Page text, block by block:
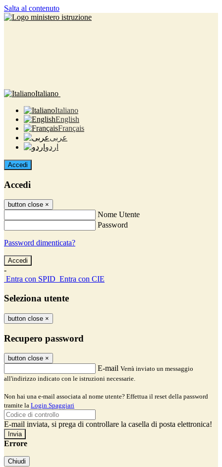
Salta al contenuto
Italiano
Italiano
English
Français
عربى
اردو
Accedi
Accedi
button close ×
Nome Utente
Password
Password dimenticata?
-
Entra con SPID Entra con CIE
Seleziona utente
button close ×
Recupero password
button close ×
E-mail Verrà inviato un messaggio
all'indirizzo indicato con le istruzioni necessarie.
Non hai una e-mail associata al nome utente? Effettua il reset della password
tramite la Login Spaggiari
E-mail inviata, si prega di controllare la casella di posta elettronica!
Errore
Chiudi